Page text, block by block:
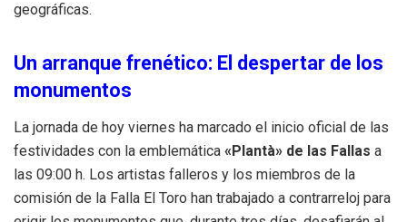
geográficas.
Un arranque frenético: El despertar de los
monumentos
La jornada de hoy viernes ha marcado el inicio oficial de las
festividades con la emblemática «Plantà» de las Fallas a
las 09:00 h. Los artistas falleros y los miembros de la
comisión de la Falla El Toro han trabajado a contrarreloj para